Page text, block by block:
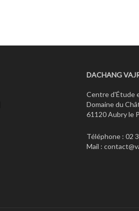
DACHANG
Centre d'Étude
Domaine du
61120 Aubry le
Téléphone : 02
Mail :